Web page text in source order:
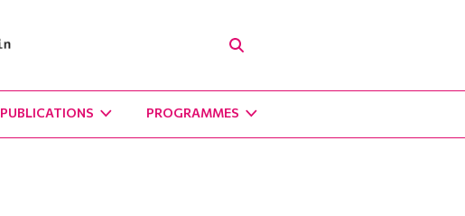
PUBLICATIONS PROGRAMMES